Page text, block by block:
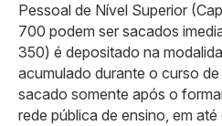
Pessoal de Nível Superior
700 podem ser sacados
350) é depositado na
acumulado durante o curso
sacado somente após o
rede pública de ensino, em